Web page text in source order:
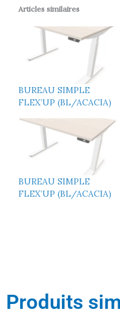
Articles similaires
BUREAU SIMPLE
FLEX’UP (BL/ACACIA)
BUREAU SIMPLE
FLEX’UP (BL/ACACIA)
Produits